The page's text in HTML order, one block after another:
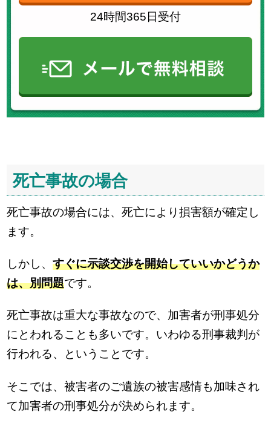
24時間365日受付
死亡事故の場合
死亡事故の場合には、死亡により損害額が確定し
ます。
しかし、すぐに示談交渉を開始していいかどうか
は、別問題です。
死亡事故は重大な事故なので、加害者が刑事処分
にとわれることも多いです。いわゆる刑事裁判が
行われる、ということです。
そこでは、被害者のご遺族の被害感情も加味され
て加害者の刑事処分が決められます。